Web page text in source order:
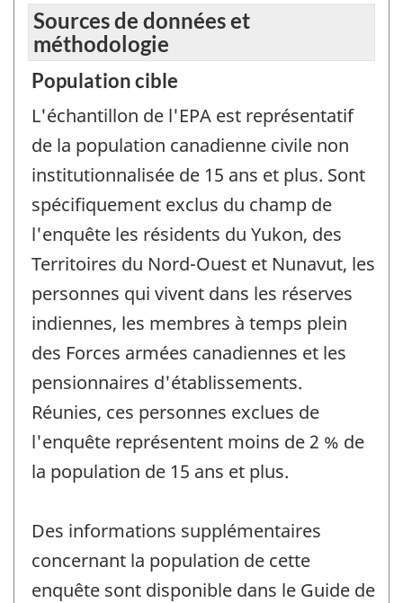
Sources de données et
méthodologie
Population cible
L'échantillon de l'EPA est représentatif
de la population canadienne civile non
institutionnalisée de 15 ans et plus. Sont
spécifiquement exclus du champ de
l'enquête les résidents du Yukon, des
Territoires du Nord-Ouest et Nunavut, les
personnes qui vivent dans les réserves
indiennes, les membres à temps plein
des Forces armées canadiennes et les
pensionnaires d'établissements.
Réunies, ces personnes exclues de
l'enquête représentent moins de 2 % de
la population de 15 ans et plus.
Des informations supplémentaires
concernant la population de cette
enquête sont disponible dans le Guide de